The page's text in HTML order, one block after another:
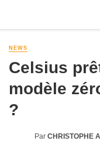
NEWS
Celsius
modèle
?
Par CHRISTOPHE